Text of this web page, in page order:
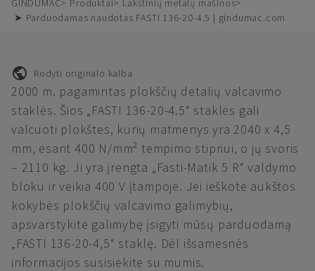
GINDUMAC Produktai
Lakštinių metalų mašinos
➤ Parduodamas naudotas FASTI 136-20-4.5 | gindumac.com
Rodyti originalo kalba
2000 m. pagamintas plokščių detalių valcavimo
staklės. Šios „FASTI 136-20-4.5“ staklės gali
valcuoti plokštes, kurių matmenys yra 2040 x 4,5
mm, esant 400 N/mm² tempimo stipriui, o jų svoris
– 2110 kg. Ji yra įrengta „Fasti-Matik 5 R“ valdymo
bloku ir veikia 400 V įtampoje. Jei ieškote aukštos
kokybės plokščių valcavimo galimybių,
apsvarstykite galimybę įsigyti mūsų parduodamą
„FASTI 136-20-4,5“ staklę. Dėl išsamesnės
informacijos susisiekite su mumis.